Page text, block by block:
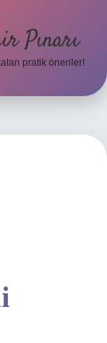
Pınarı
pratik öneriler!